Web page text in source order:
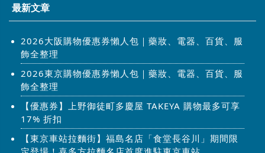
最新文章
2026大阪購物優惠券懶人包｜藥妝、電器、百貨、服
飾全整理
2026東京購物優惠券懶人包｜藥妝、電器、百貨、服
飾全整理
【優惠券】上野御徒町多慶屋 TAKEYA 購物最多可享
17% 折扣
【東京車站拉麵街】福島名店「食堂長谷川」期間限